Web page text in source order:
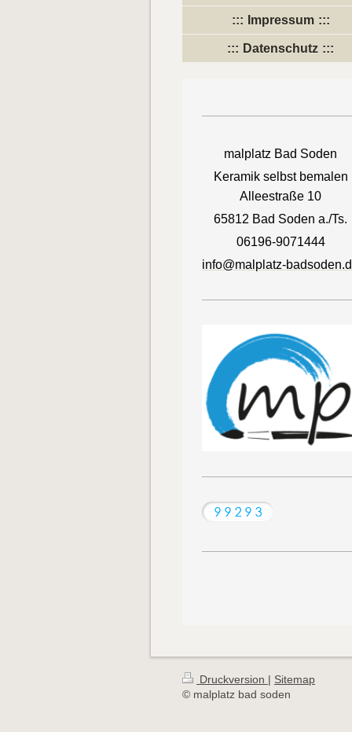
Impressum
Datenschutz
malplatz Bad Soden
Keramik selbst bemalen
Alleestraße 10
65812 Bad Soden a./Ts.
06196-9071444
info@malplatz-
Druckversion | Sitemap
© malplatz bad soden